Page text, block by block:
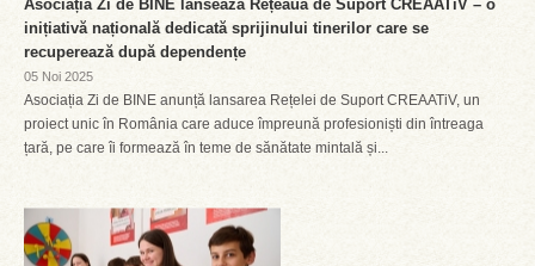
Asociația Zi de BINE lansează Rețeaua de Suport CREAATiV – o
inițiativă națională dedicată sprijinului tinerilor care se
recuperează după dependențe
05 Noi 2025
Asociația Zi de BINE anunță lansarea Rețelei de Suport CREAATiV, un
proiect unic în România care aduce împreună profesioniști din întreaga
țară, pe care îi formează în teme de sănătate mintală și...